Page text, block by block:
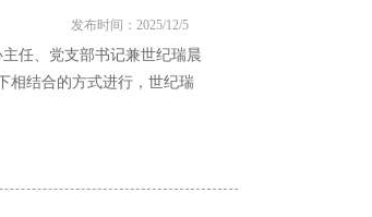
发布时间：2025/12/5
任、党支部书记兼世纪瑞晨
相结合的方式进行，世纪瑞